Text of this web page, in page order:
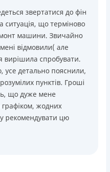
звертатися до фін
ситуація, що терміново
машини. Звичайно
відмовили( але
вирішила спробувати.
усе детально пояснили,
пунктів. Гроші
що дуже мене
жодних
рекомендувати цю